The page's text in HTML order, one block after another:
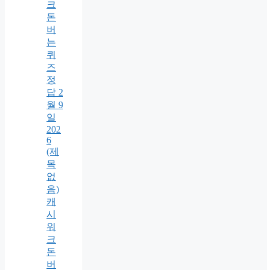
크
돈
버
는
퀴
즈
정
답 2
월 9
일
202
6
(제
목
없
음)
캐
시
워
크
돈
버